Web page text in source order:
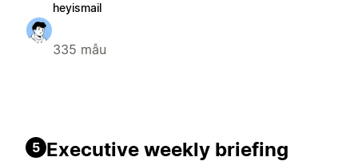
heyismail
335 mẫu
5 Executive weekly briefing